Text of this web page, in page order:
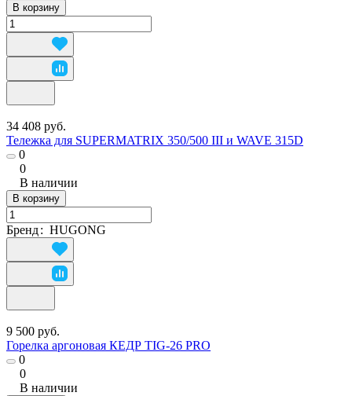
В корзину
34 408 руб.
Тележка для SUPERMATRIX 350/500 III и WAVE 315D
0
0
В наличии
В корзину
Бренд: HUGONG
9 500 руб.
Горелка аргоновая КЕДР TIG-26 PRO
0
0
В наличии